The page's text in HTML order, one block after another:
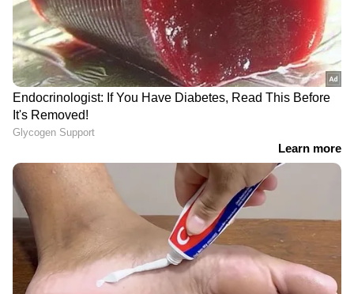
DOWNLOAD APP
കേരളത്തിലെ എല്ലാ
എപ്പോഴും ഏഷ്യാനെറ്റ് ന്യൂസ് വാർത്തകൾ.
Malayalam Newsഅപ്‌ഡേറ്റുകളും
ആഴത്തിലുള്ള വിശകലനവും സമഗ്രമായ
റിപ്പോർട്ടിംഗും — എല്ലാം ഒരൊറ്റ സ്ഥലത്ത്.
ഏത് സമയത്തും, എവിടെയും
വിശ്വസനീയമായ വാർത്തകൾ ലഭിക്കാൻ
Asianet News Malayalam